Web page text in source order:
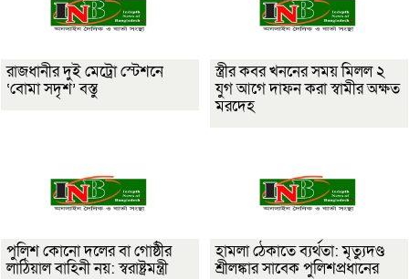
রাজধানীর দুই মেট্রো স্টেশনে
‘বোমা সদৃশ’ বস্তু
স্ত্রীর কবর খননের সময় মিলল ২
যুগ আগে দাফন করা স্বামীর অক্ষত
মরদেহ
পুলিশ কোনো দলের বা গোষ্ঠীর
লাঠিয়াল বাহিনী নয়: স্বরাষ্ট্রমন্ত্রী
হামলা ঠেকাতে ব্যর্থতা: মৃত্যুদণ্ড
শ্রীলঙ্কার সাবেক পুলিশপ্রধানের